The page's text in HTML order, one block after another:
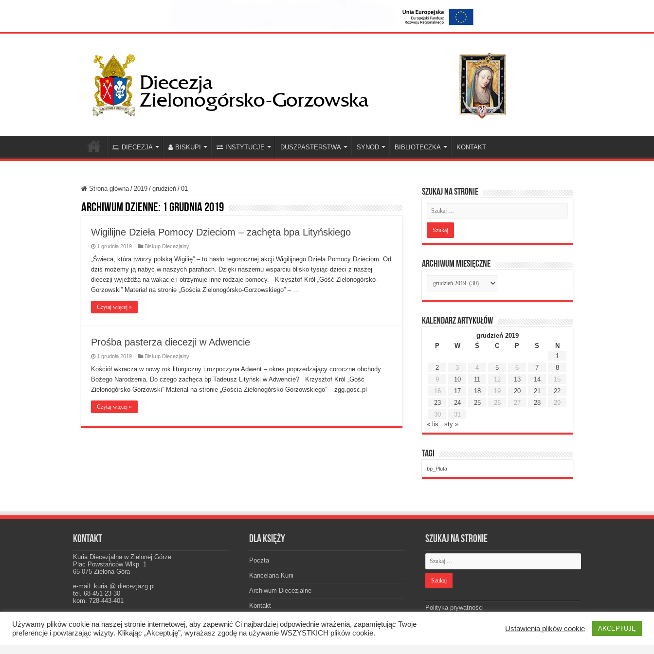
DIECEZJA BISKUPI INSTYTUCJE DUSZPASTERSTWA SYNOD BIBLIOTECZKA KONTAKT
Strona główna / 2019 / grudzień / 01
Archiwum dzienne: 1 grudnia 2019
Wigilijne Dzieła Pomocy Dzieciom – zachęta bpa Lityńskiego
1 grudnia 2019 Biskup Diecezjalny
„Świeca, która tworzy polską Wigilię” – to hasło tegorocznej akcji Wigilijnego Dzieła Pomocy Dzieciom. Od
dziś możemy ją nabyć w naszych parafiach. Dzięki naszemu wsparciu blisko tysiąc dzieci z naszej
diecezji wyjeżdżą na wakacje i otrzymuje inne rodzaje pomocy. Krzysztof Król „Gość Zielonogórsko-
Gorzowski” Materiał na stronie „Gościa Zielonogórsko-Gorzowskiego” – …
Czytaj więcej »
Prośba pasterza diecezji w Adwencie
1 grudnia 2019 Biskup Diecezjalny
Kościół wkracza w nowy rok liturgiczny i rozpoczyna Adwent – okres poprzedzający coroczne obchody
Bożego Narodzenia. Do czego zachęca bp Tadeusz Lityński w Adwencie? Krzysztof Król „Gość
Zielonogórsko-Gorzowski” Materiał na stronie „Gościa Zielonogórsko-Gorzowskiego” – zgg.gosc.pl
Czytaj więcej »
Szukaj na stronie
Archiwum miesięczne
Archiwum
miesięczne
Kalendarz artykułów
grudzień 2019
P
W Ś C P S
N
1
2
3 4 5 6 7
8
9
10 11 12 13 14
15
16
17 18 19 20 21
22
23
24 25 26 27 28
29
30
31
« lis
sty »
Tagi
bp_Pluta
Kontakt
Kuria Diecezjalna w Zielonej Górze
Plac Powstańców Wlkp. 1
65-075 Zielona Góra
e-mail: kuria @ diecezjazg.pl
tel. 68-451-23-30
kom. 728-443-401
22 1020 5402 0000 0102 0021 3694
Dla księży
Poczta
Kancelaria Kurii
Archiwum Diecezjalne
Kontakt
Szukaj na stronie
Polityka prywatności
Używamy plików cookie na naszej stronie internetowej, aby zapewnić Ci najbardziej odpowiednie wrażenia, zapamiętując Twoje
preferencje i powtarzając wizyty. Klikając „Akceptuję”, wyrażasz zgodę na używanie WSZYSTKICH plików cookie.
Ustawienia plików cookie AKCEPTUJĘ